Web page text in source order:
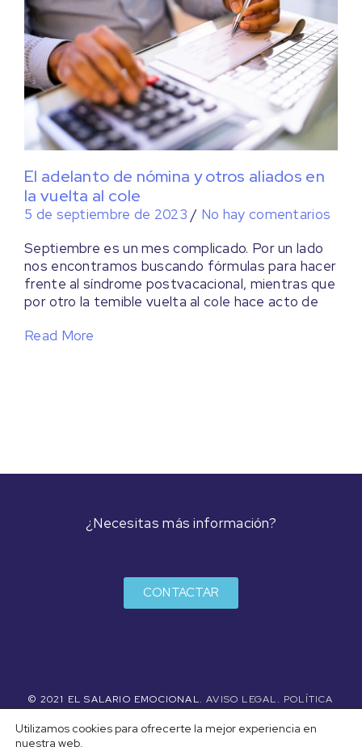
El adelanto de nómina y otros aliados en
la vuelta al cole
5 de septiembre de 2023 / No hay comentarios
Septiembre es un mes complicado. Por un lado
nos encontramos buscando fórmulas para hacer
frente al síndrome postvacacional, mientras que
por otro la temible vuelta al cole hace acto de
Read More
¿Necesitas más información?
CONTACTAR
© 2021 EL SALARIO EMOCIONAL.AVISO LEGAL. POLÍTICA
Utilizamos cookies para ofrecerte la mejor experiencia en
nuestra web.